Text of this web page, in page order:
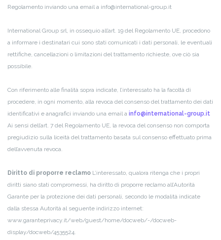
Regolamento inviando una email a info@international-group.it
International Group srl, in ossequio all’art. 19 del Regolamento UE, procedono
a informare i destinatari cui sono stati comunicati i dati personali, le eventuali
rettifiche, cancellazioni o limitazioni del trattamento richieste, ove ciò sia
possibile.
Con riferimento alle finalità sopra indicate, l’interessato ha la facoltà di
procedere, in ogni momento, alla revoca del consenso del trattamento dei dati
identificativi e anagrafici inviando una email a info@international-group.it
Ai sensi dell’art. 7 del Regolamento UE, la revoca del consenso non comporta
pregiudizio sulla liceità del trattamento basata sul consenso effettuato prima
dell’avvenuta revoca.
Diritto di proporre reclamo L’interessato, qualora ritenga che i propri
diritti siano stati compromessi, ha diritto di proporre reclamo all’Autorità
Garante per la protezione dei dati personali, secondo le modalità indicate
dalla stessa Autorità al seguente indirizzo internet:
www.garanteprivacy.it/web/guest/home/docweb/-/docweb-
display/docweb/4535524.